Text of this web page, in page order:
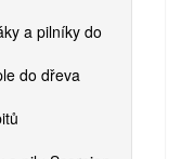
a pilníky do
do dřeva